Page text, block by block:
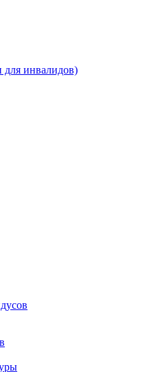
для инвалидов)